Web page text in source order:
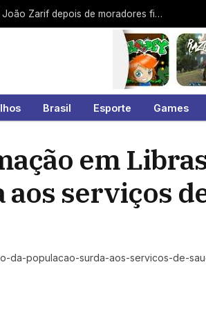
Protesto contra a EDP interdita a Jamil João Zarif depois de moradores ficarem 9 dias sem energia no Malvinas
Brasil Esporte Games
em
serviços